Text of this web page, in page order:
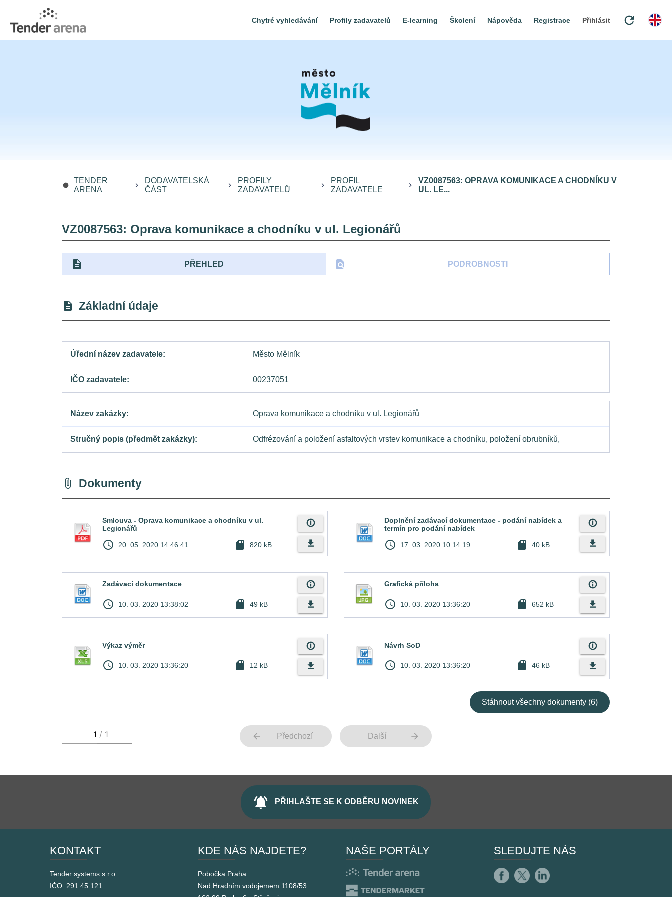
Chytré vyhledávání Profily zadavatelů E-learning Školení Nápověda Registrace Přihlásit refresh
fiber_manual_record
TENDER
ARENA
keyboard_arrow_right
DODAVATELSKÁ
ČÁST
keyboard_arrow_right
PROFILY
ZADAVATELŮ
keyboard_arrow_right
PROFIL
ZADAVATELE
keyboard_arrow_right
VZ0087563: OPRAVA KOMUNIKACE A CHODNÍKU V
UL. LE...
VZ0087563: Oprava komunikace a chodníku v ul. Legionářů
description PŘEHLED find_in_page PODROBNOSTI
description Základní údaje
Úřední název zadavatele Město Mělník
IČO zadavatele 00237051
Název zakázky Oprava komunikace a chodníku v ul. Legionářů
Stručný popis (předmět zakázky) Odfrézování a položení asfaltových vrstev komunikace a chodníku, položení obrubníků,
attach_file Dokumenty
Smlouva - Oprava komunikace a chodníku v ul.
Legionářů
access_time 20. 05. 2020 14:46:41 sd_card 820 kB
info_outline
file_download
Doplnění zadávací dokumentace - podání nabídek a
termín pro podání nabídek
access_time 17. 03. 2020 10:14:19 sd_card 40 kB
info_outline
file_download
Zadávací dokumentace
access_time 10. 03. 2020 13:38:02 sd_card 49 kB
info_outline
file_download
Grafická příloha
access_time 10. 03. 2020 13:36:20 sd_card 652 kB
info_outline
file_download
Výkaz výměr
access_time 10. 03. 2020 13:36:20 sd_card 12 kB
info_outline
file_download
Návrh SoD
access_time 10. 03. 2020 13:36:20 sd_card 46 kB
info_outline
file_download
Stáhnout všechny dokumenty (6)
arrow_back Předchozí Další arrow_forward
notifications_active PŘIHLAŠTE SE K ODBĚRU NOVINEK
KONTAKT
Tender systems s.r.o.
IČO: 291 45 121
KDE NÁS NAJDETE?
Pobočka Praha
Nad Hradním vodojemem 1108/53
NAŠE PORTÁLY SLEDUJTE NÁS